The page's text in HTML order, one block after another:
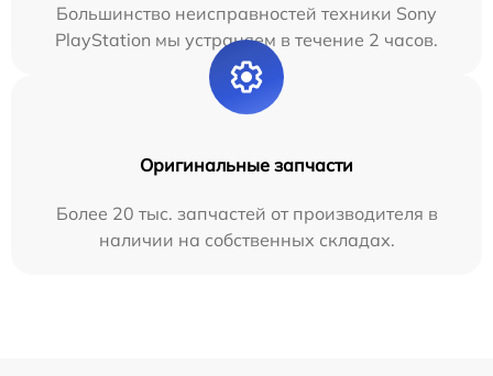
Большинство неисправностей техники Sony
PlayStation мы устраняем в течение 2 часов.
Оригинальные запчасти
Более 20 тыс. запчастей от производителя в
наличии на собственных складах.